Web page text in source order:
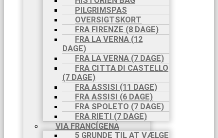
PILGRIMSPAS
OVERSIGTSKORT
FRA FIRENZE (8 DAGE)
FRA LA VERNA (12
DAGE)
FRA LA VERNA (7 DAGE)
FRA CITTA DI CASTELLO
(7 DAGE)
FRA ASSISI (11 DAGE)
FRA ASSISI (6 DAGE)
FRA SPOLETO (7 DAGE)
FRA RIETI (7 DAGE)
VIA FRANCÍGENA
5 GRUNDE TIL AT VÆLGE